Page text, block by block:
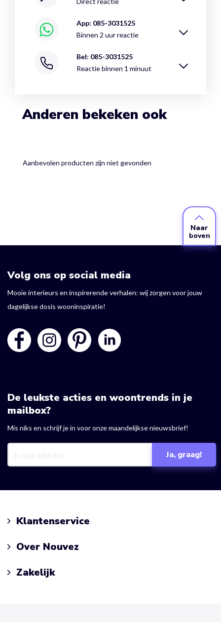
App: 085-3031525
Binnen 2 uur reactie
Bel: 085-3031525
Reactie binnen 1 minuut
Anderen bekeken ook
Aanbevolen producten zijn niet gevonden
Naar
boven
Volg ons op social media
Mooie interieurs en inspirerende verhalen: wij zorgen voor jouw
dagelijkse dosis wooninspiratie!
De leukste acties en woontrends in je
mailbox?
Mis niks en schrijf je in voor onze maandelijkse nieuwsbrief!
Klantenservice
Over Nouvez
Zakelijk